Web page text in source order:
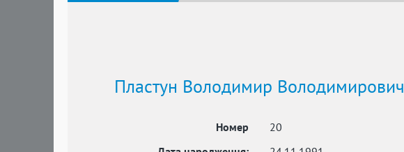
Пластун Володимир Володимирович
Номер
20